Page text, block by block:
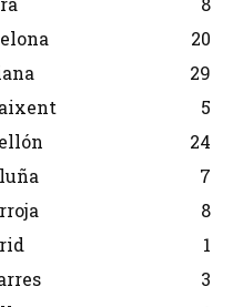
20
29
5
24
7
8
1
3